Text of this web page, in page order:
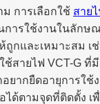
ารเลือกใช้ สาย
การใช้งานในลักษ
ถูกและเหมาะสม
ช้สายไฟ VCT-G ที่
ยากยืดอายุการใช้
ได้ตามจุดที่ติดตั้ง เ